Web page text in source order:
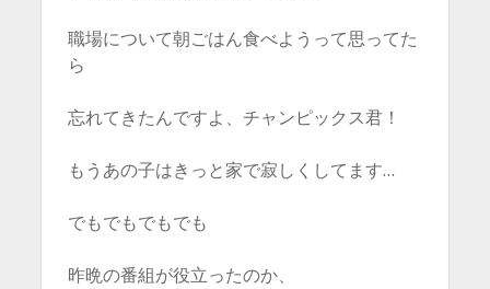
職場について朝ごはん食べようって思ってた
ら
忘れてきたんですよ、チャンピックス君！
もうあの子はきっと家で寂しくしてます…
でもでもでもでも
昨晩の番組が役立ったのか、